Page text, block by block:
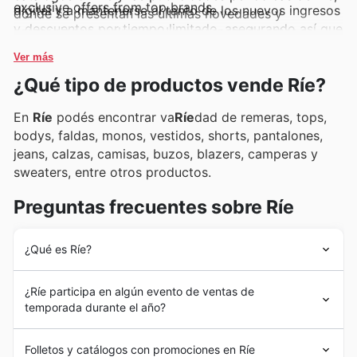
donde se presentan las últimas novedades y
promociones exclusivas. La presencia de estas
marcas consolida la reputación de Ríe como destino
digital y a mantenerse al tanto de los nuevos ingresos
y descuentos por tiempo limitado, asegurando así que
valor.
exclusive offers from top brands.
Ver más
¿Qué tipo de productos vende Ríe?
En Ríe podés encontrar vaRíedad de remeras, tops,
bodys, faldas, monos, vestidos, shorts, pantalones,
jeans, calzas, camisas, buzos, blazers, camperas y
sweaters, entre otros productos.
Preguntas frecuentes sobre Ríe
¿Qué es Ríe?
de la indumentaria para mujeres jóvenes. Su propósito
es ofrecer prendas de moda para que cada cliente
pueda elegir con libertad entre su cúmulo de ofertas
para cada ocasión.
¿Ríe participa en algún evento de ventas de
temporada durante el año?
Folletos y catálogos con promociones en Ríe